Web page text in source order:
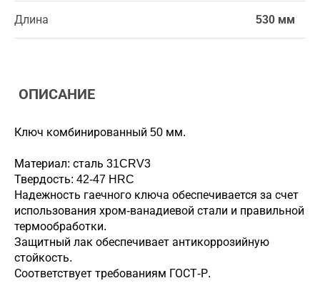
Длина 530 мм
ОПИСАНИЕ
Ключ комбинированный 50 мм.
Материал: сталь 31CRV3
Твердость: 42-47 HRC
Надежность гаечного ключа обеспечивается за счет
использования хром-ванадиевой стали и правильной
термообработки.
Защитный лак обеспечивает антикоррозийную
стойкость.
Соответствует требованиям ГОСТ-Р.